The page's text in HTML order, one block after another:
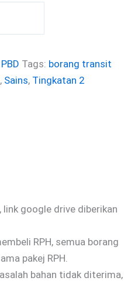
Tags: borang transit
, Sains, Tingkatan 2
link google drive diberikan
RPH, semua borang
pakej RPH.
bahan tidak diterima,